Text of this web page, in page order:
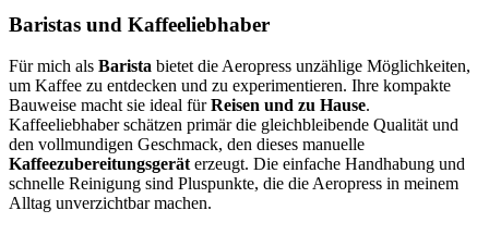
Baristas und Kaffeeliebhaber
Für mich als Barista bietet die Aeropress unzählige Möglichkeiten,
um Kaffee zu entdecken und zu experimentieren. Ihre kompakte
Bauweise macht sie ideal fürReisen und zu Hause.
Kaffeeliebhaber schätzen primär die gleichbleibende Qualität und
den vollmundigen Geschmack, den dieses manuelle
Kaffeezubereitungsgerät erzeugt. Die einfache Handhabung und
schnelle Reinigung sind Pluspunkte, die die Aeropress in meinem
Alltag unverzichtbar machen.